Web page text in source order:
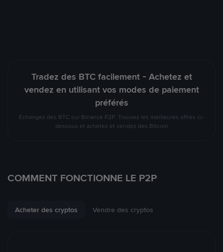
Tradez des BTC facilement - Achetez et
vendez en utilisant vos modes de paiement
préférés
Échangez des BTC sur Binance P2P. Trouvez les meilleures offres ci-
dessous et achetez et vendez des Bitcoin
COMMENT FONCTIONNE LE P2P
Acheter des cryptos Vendre des cryptos